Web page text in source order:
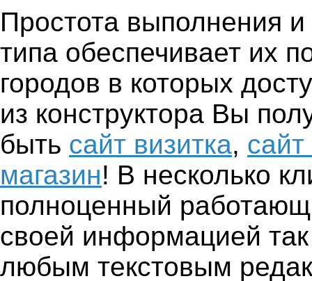
Простота выполнения
типа обеспечивает их
городов в которых
из конструктора Вы
быть сайт визитка,
магазин! В несколько
полноценный
своей информацией так
любым текстовым